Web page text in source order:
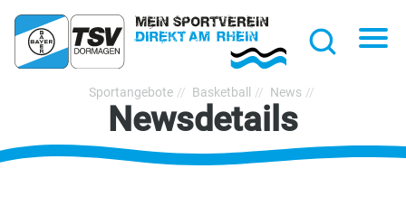
TSV
Bayer
Dormagen
1920
Sportangebote Basketball News
Newsdetails